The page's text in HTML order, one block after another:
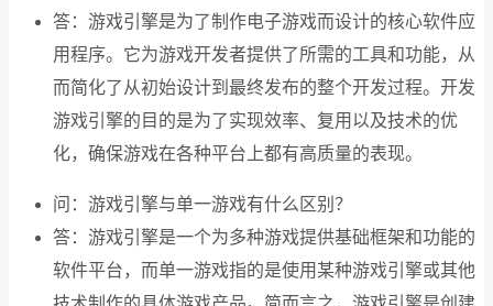
答：游戏引擎是为了制作电子游戏而设计的核心软件应
用程序。它为游戏开发者提供了所需的工具和功能，从
而简化了从初始设计到最终发布的整个开发过程。开发
游戏引擎的目的是为了实现效率、复用以及技术的优
化，确保游戏在各种平台上都有高质量的表现。
问：游戏引擎与单一游戏有什么区别？
答：游戏引擎是一个为多种游戏提供基础框架和功能的
软件平台，而单一游戏指的是使用某种游戏引擎或其他